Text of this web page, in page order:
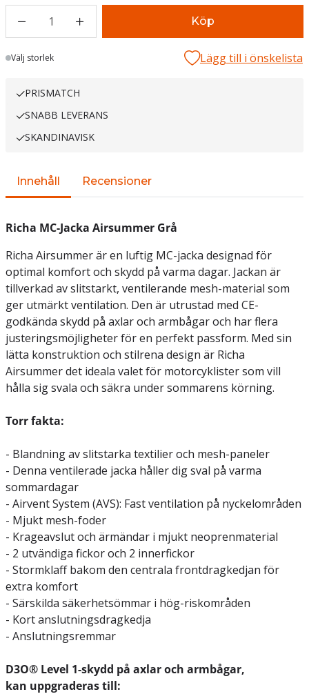
1 Köp
Lager
Välj storlek Lägg till i önskelista
PRISMATCH
SNABB LEVERANS
SKANDINAVISK
Innehåll Recensioner
Richa MC-Jacka Airsummer Grå
Richa Airsummer är en luftig MC-jacka designad för
optimal komfort och skydd på varma dagar. Jackan är
tillverkad av slitstarkt, ventilerande mesh-material som
ger utmärkt ventilation. Den är utrustad med CE-
godkända skydd på axlar och armbågar och har flera
justeringsmöjligheter för en perfekt passform. Med sin
lätta konstruktion och stilrena design är Richa
Airsummer det ideala valet för motorcyklister som vill
hålla sig svala och säkra under sommarens körning.
Torr fakta:
- Blandning av slitstarka textilier och mesh-paneler
- Denna ventilerade jacka håller dig sval på varma
sommardagar
- Airvent System (AVS): Fast ventilation på nyckelområden
- Mjukt mesh-foder
- Krageavslut och ärmändar i mjukt neoprenmaterial
- 2 utvändiga fickor och 2 innerfickor
- Stormklaff bakom den centrala frontdragkedjan för
extra komfort
- Särskilda säkerhetsömmar i hög-riskområden
- Kort anslutningsdragkedja
- Anslutningsremmar
D3O® Level 1-skydd på axlar och armbågar,
kan uppgraderas till: